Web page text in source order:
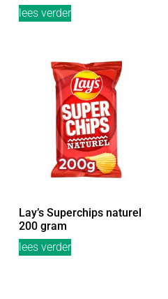
lees verder
Lay’s Superchips naturel
200 gram
lees verder